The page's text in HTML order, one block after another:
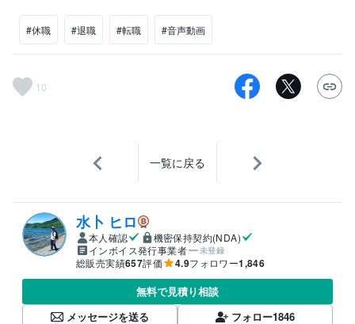
#休職 #退職 #転職 #音声動画
10
一覧に戻る
水卜 ヒロ
本人確認
機密保持契約(NDA)
インボイス発行事業者
未登録
総販売実績657評価 4.9フォロワー1,846
無料で見積り相談
メッセージを送る
フォロー1846